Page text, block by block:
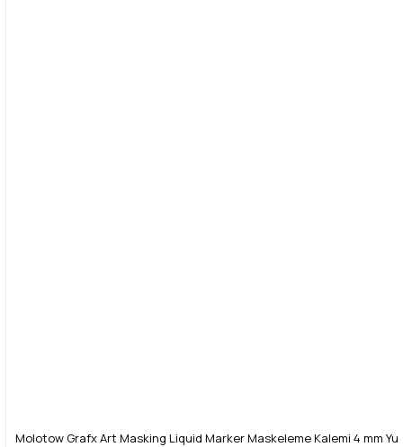
Molotow Grafx Art Masking Liquid Marker Maskeleme Kalemi 4 mm